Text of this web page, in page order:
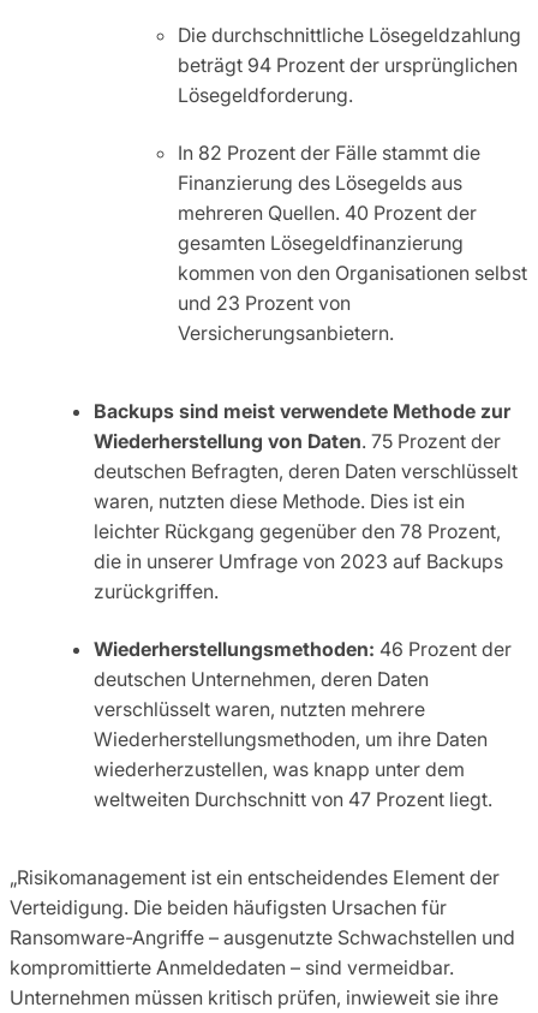
Die durchschnittliche Lösegeldzahlung
beträgt 94 Prozent der ursprünglichen
Lösegeldforderung.
In 82 Prozent der Fälle stammt die
Finanzierung des Lösegelds aus
mehreren Quellen. 40 Prozent der
gesamten Lösegeldfinanzierung
kommen von den Organisationen selbst
und 23 Prozent von
Versicherungsanbietern.
Backups sind meist verwendete Methode zur
Wiederherstellung von Daten. 75 Prozent der
deutschen Befragten, deren Daten verschlüsselt
waren, nutzten diese Methode. Dies ist ein
leichter Rückgang gegenüber den 78 Prozent,
die in unserer Umfrage von 2023 auf Backups
zurückgriffen.
Wiederherstellungsmethoden: 46 Prozent der
deutschen Unternehmen, deren Daten
verschlüsselt waren, nutzten mehrere
Wiederherstellungsmethoden, um ihre Daten
wiederherzustellen, was knapp unter dem
weltweiten Durchschnitt von 47 Prozent liegt.
„Risikomanagement ist ein entscheidendes Element der
Verteidigung. Die beiden häufigsten Ursachen für
Ransomware-Angriffe – ausgenutzte Schwachstellen und
kompromittierte Anmeldedaten – sind vermeidbar.
Unternehmen müssen kritisch prüfen, inwieweit sie ihre